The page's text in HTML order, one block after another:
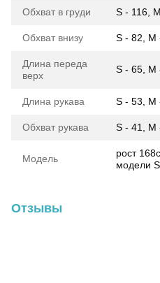
Обхват в груди S - 116,
Обхват внизу S - 82, M
Длина переда
верх
S - 65, M
Длина рукава S - 53, M
Обхват рукава S - 41, M
Модель
рост
модели S
Отзывы